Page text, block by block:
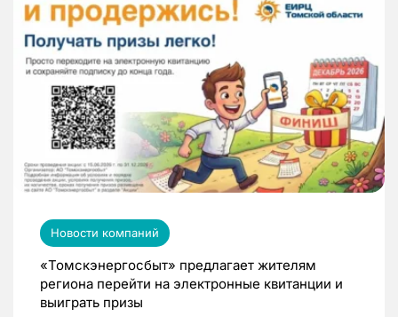
Новости компаний
«Томскэнергосбыт» предлагает жителям
региона перейти на электронные квитанции и
выиграть призы